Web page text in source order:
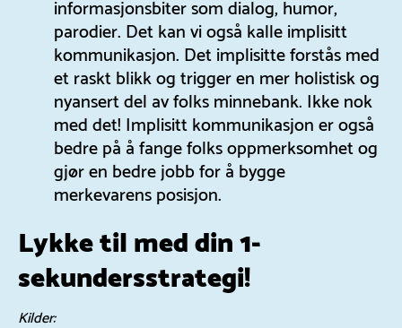
informasjonsbiter som dialog, humor,
parodier. Det kan vi også kalle implisitt
kommunikasjon. Det implisitte forstås med
et raskt blikk og trigger en mer holistisk og
nyansert del av folks minnebank. Ikke nok
med det! Implisitt kommunikasjon er også
bedre på å fange folks oppmerksomhet og
gjør en bedre jobb for å bygge
merkevarens posisjon.
Lykke til med din 1-
sekundersstrategi!
Kilder: